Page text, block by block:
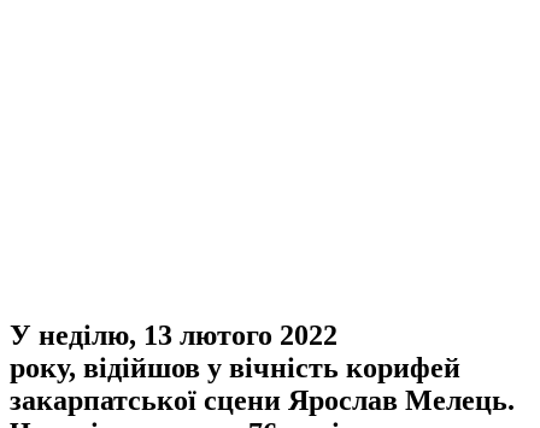
У неділю, 13 лютого 2022
року, відійшов у вічність корифей
закарпатської сцени Ярослав Мелець.